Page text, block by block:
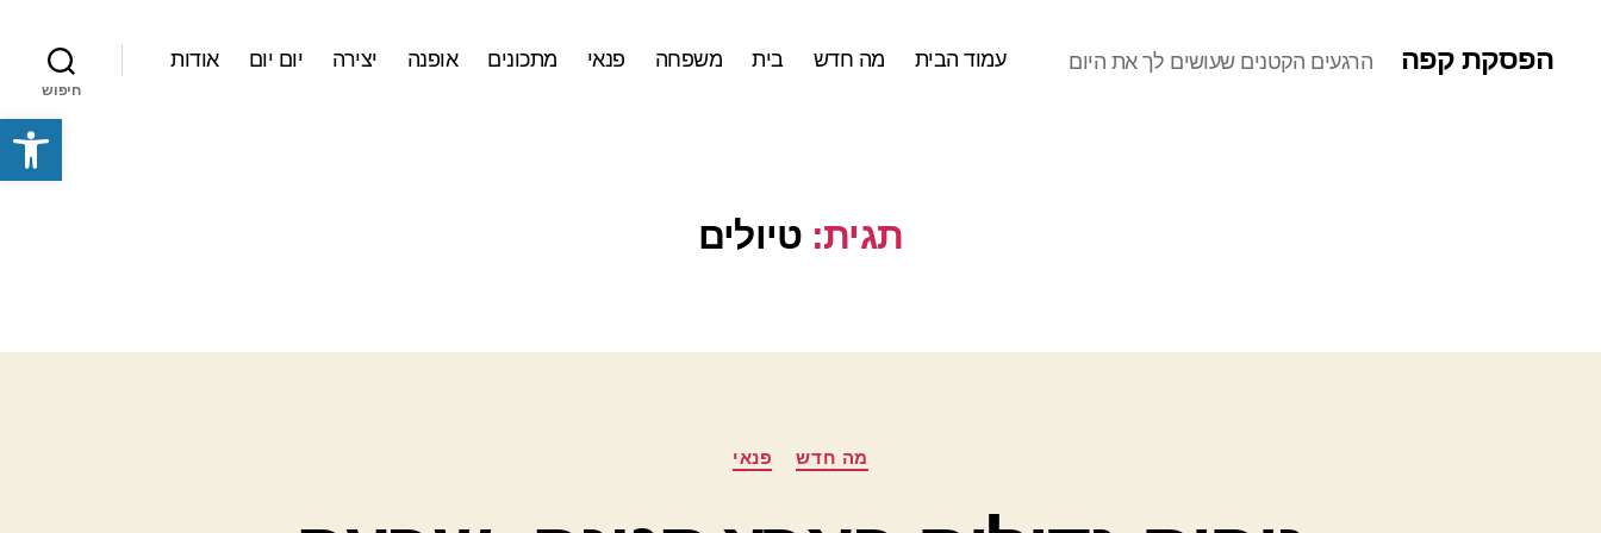
פתח סרגל נגישות
הפסקת קפה הרגעים הקטנים שעושים לך את היום עמוד הבית מה חדש בית משפחה פנאי מתכונים אופנה יצירה יום יום אודות
חיפוש
תגית: טיולים
קטגוריותמה חדש פנאי